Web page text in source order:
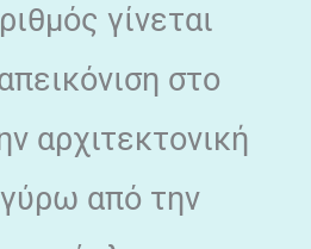
γίνεται
στο
αρχιτεκτονική
από την